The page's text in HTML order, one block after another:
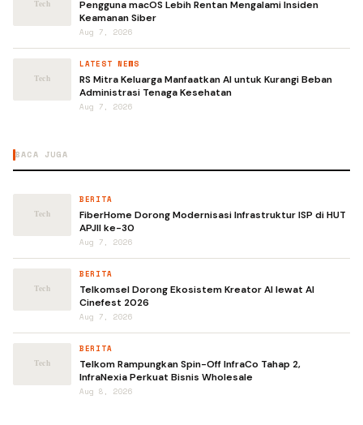
Pengguna macOS Lebih Rentan Mengalami Insiden
Keamanan Siber
Aug 7, 2026
LATEST NEWS
RS Mitra Keluarga Manfaatkan AI untuk Kurangi Beban
Administrasi Tenaga Kesehatan
Aug 7, 2026
BACA JUGA
BERITA
FiberHome Dorong Modernisasi Infrastruktur ISP di HUT
APJII ke-30
Aug 7, 2026
BERITA
Telkomsel Dorong Ekosistem Kreator AI lewat AI
Cinefest 2026
Aug 7, 2026
BERITA
Telkom Rampungkan Spin-Off InfraCo Tahap 2,
InfraNexia Perkuat Bisnis Wholesale
Aug 8, 2026